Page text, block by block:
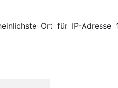
Ort für IP-Adresse